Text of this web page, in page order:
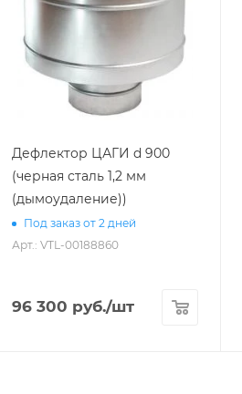
Дефлектор ЦАГИ d 900
(черная сталь 1,2 мм
(дымоудаление))
Под заказ от 2 дней
Арт.: VTL-00188860
96 300 руб./шт